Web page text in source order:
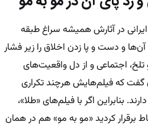
در آثارش همیشه سراغ طبقه
و دست و پا زدن اخلاق را زیر فشار
اجتماعی و از دل واقعیت‌های
که فیلم‌هایش هرچند تکراری
بنابراین اگر با فیلم‌های «طلا»،
برقرار کردید «مو به مو» هم در همان